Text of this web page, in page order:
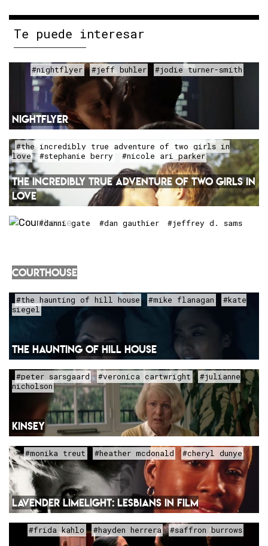
Te puede interesar
#nightflyer #jeff buhler #jodie turner-smith
NIGHTFLYER
#the incredibly true adventure of two girls in
love
#stephanie berry #nicole ari parker
THE INCREDIBLY TRUE ADVENTURE OF TWO GIRLS IN
LOVE
#danni gate #dan gauthier #jeffrey d. sams
COURTHOUSE
#the haunting of hill house #mike flanagan
#kate
siegel
THE HAUNTING OF HILL HOUSE
#peter sarsgaard #veronica cartwright
#julianne
nicholson
KINSEY
#monika treut #heather mcdonald #cheryl dunye
LAVENDER LIMELIGHT: LESBIANS IN FILM
#frida kahlo #hayden herrera #saffron burrows